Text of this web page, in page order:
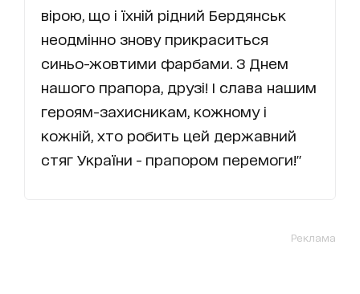
вірою, що і їхній рідний Бердянськ
неодмінно знову прикраситься
синьо-жовтими фарбами. З Днем
нашого прапора, друзі! І слава нашим
героям-захисникам, кожному і
кожній, хто робить цей державний
стяг України - прапором перемоги!"
Реклама